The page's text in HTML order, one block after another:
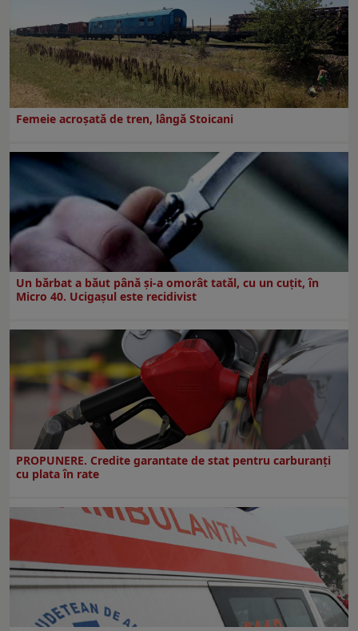
Femeie acroșată de tren, lângă Stoicani
Un bărbat a băut până și-a omorât tatăl, cu un cuțit, în
Micro 40. Ucigașul este recidivist
PROPUNERE. Credite garantate de stat pentru carburanți
cu plata în rate